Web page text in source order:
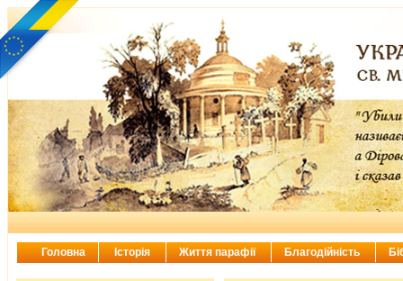
Головна Історія Життя парафії Благодійність